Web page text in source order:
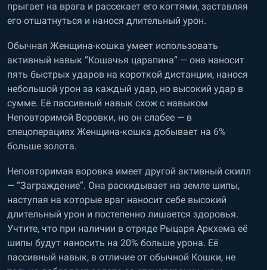
прыгает на врага и рассекает его когтями, заставляя
его отшатнуться и нанося длительный урон.
Обычная Женщина-кошка умеет использовать
активный навык “Кошачья царапина” — она наносит
пять быстрых ударов на короткой дистанции, нанося
небольшой урон за каждый удар, но высокий удар в
сумме. Её пассивный навык схож с навыком
Неповторимой Воровки, но он слабее — в
спецоперациях Женщина-кошка добывает на 6%
больше золота.
Неповторимая воровка имеет другой активный скилл
— “Заграждение”. Она раскидывает на земле шипы,
наступая на которые враг наносит себе высокий
длительный урон и постепенно лишается здоровья.
Учтите, что при наличии в отряде Рыцаря Аркхема её
шипы будут наносить на 20% больше урона. Её
пассивный навык, в отличие от обычной Кошки, не